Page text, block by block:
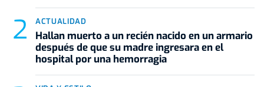
ACTUALIDAD
Hallan muerto a un recién nacido en un armario
después de que su madre ingresara en el
hospital por una hemorragia